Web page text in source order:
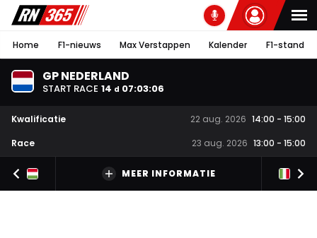
Home F1-nieuws Max Verstappen Kalender F1-stand
GP NEDERLAND
START RACE 14 d 07:03:06
Kwalificatie 22 aug. 2026 14:00 - 15:00
Race
23 aug. 2026 13:00 - 15:00
MEER INFORMATIE